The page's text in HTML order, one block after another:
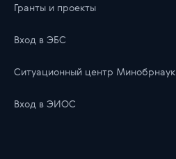
Гранты и проекты
Вход в ЭБС
Ситуационный центр
Вход в ЭИОС